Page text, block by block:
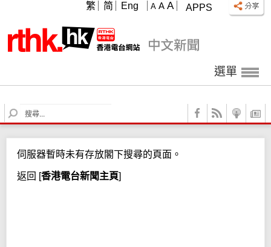
APPS
A A A
繁 简 Eng
選單
S
e
c
h
伺服器暫時未有存放閣下搜尋的頁面。
返回 [香港電台新聞主頁]